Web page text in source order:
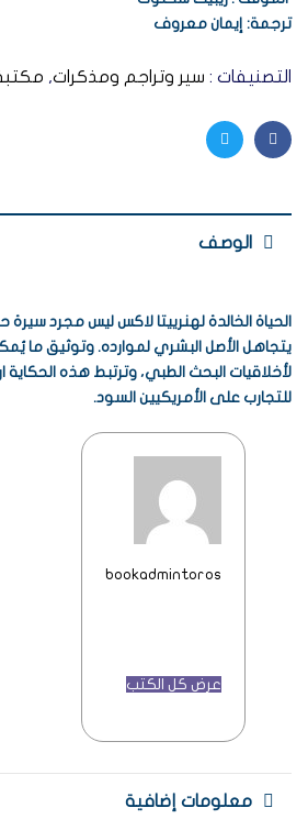
ترجمة: إيمان معروف
التصنيفات : سير وتراجم ومذكرات,
Facebook
Twitter
الوصف
الحياة الخالدة لهنرييتا لاكس ليس مجرد سيرة
يتجاهل الأصل البشري لموارده. وتوثيق ما
لأخلاقيات البحث الطبي، وترتبط هذه الحكاية
للتجارب على الأمريكيين السود.
bookadmintoros
عرض كل الكتب
معلومات إضافية